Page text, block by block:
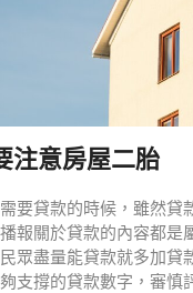
注意房屋二胎
要貸款的時候，雖然貸
報關於貸款的內容都是
眾盡量能貸款就多加貸
支撐的貸款數字，審慎